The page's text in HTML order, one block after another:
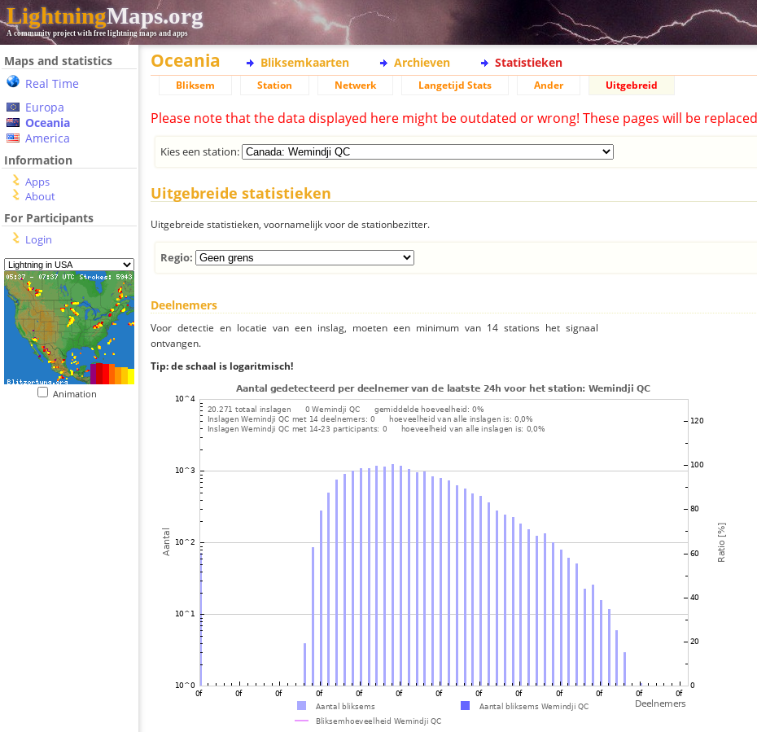
LightningMaps.org
A community project with free lightning maps and apps
Maps and statistics
Real Time
Europa
Oceania
America
Information
Apps
About
For Participants
Login
Animation
Oceania Bliksemkaarten Archieven Statistieken
Bliksem Station Netwerk Langetijd Stats Ander Uitgebreid
Please note that the data displayed here might be outdated or wrong! These pages will be
Kies een station:
Uitgebreide statistieken
Uitgebreide statistieken, voornamelijk voor de stationbezitter.
Regio:
Deelnemers
Voor detectie en locatie van een inslag, moeten een minimum van 14 stations het signaal
ontvangen.
Tip: de schaal is logaritmisch!